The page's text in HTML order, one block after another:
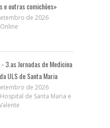
e outras comichões»
de 2026
Online
- 3.as Jornadas de Medicina
ULS de Santa Maria
de 2026
Hospital de Santa Maria e